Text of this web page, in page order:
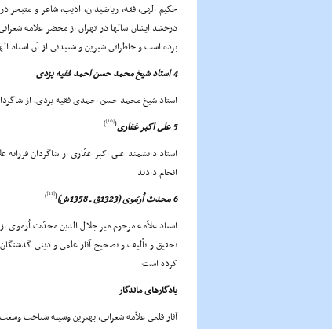
حکیم الهى، فقه، ریاضیدان، ادیب، شاعر و
درخشد ایشان سالها در تهران از محضر علامه
برده است و خاطراتى شیرین و شنیدنى از آن استاد
4 استاد شیخ محمد حسن احمد فقیه یزدى
استاد شیخ محمد حسن احمدى فقیه یزدى، از
5 على اکبر غفارى
(
[10]
)
استاد دانشمند على اکبر غفّارى از شاگردان
انجام دادند
6 محدث اُرمَوى (1323ق ـ 1358ش)
(
[11]
)
استاد علاّمه مرحوم میر جلال الدین محدّث اُرموى
کرده است
یادگارهاى ماندگار
آثار قلمى علاّمه شعرانى، بهترین وسیله شناخت